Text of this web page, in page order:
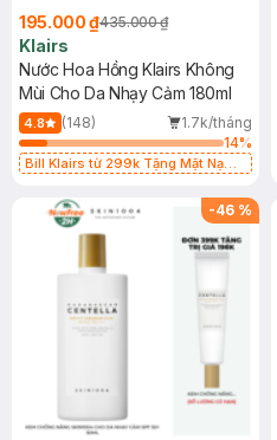
195.000 ₫435.000 ₫
Klairs
Nước Hoa Hồng Klairs Không
Mùi Cho Da Nhạy Cảm 180ml
4.8 (148)
1.7k/tháng
14%
Bill Klairs từ 299k Tặng Mặt Nạ
25ml (SL Có Hạn)
-46 %